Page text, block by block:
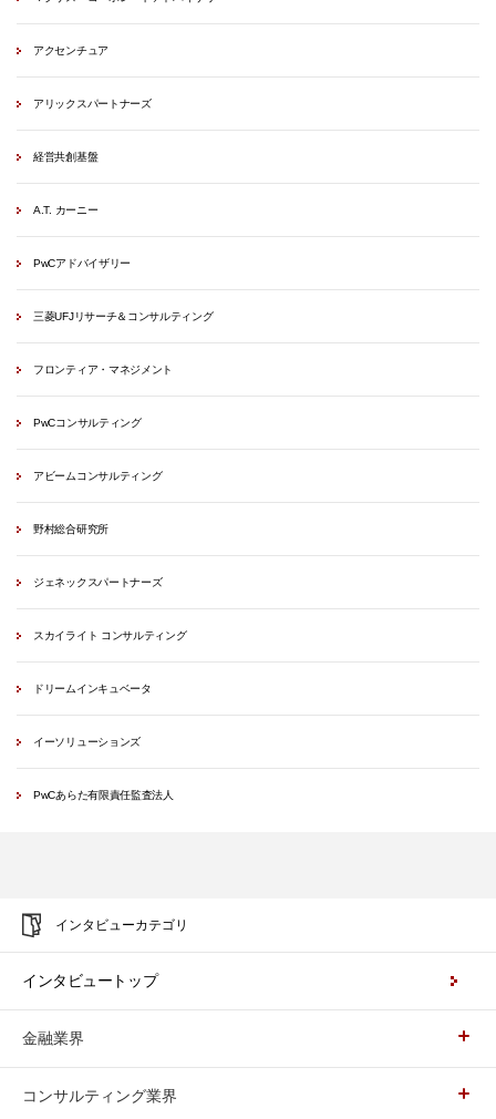
アクセンチュア
アリックスパートナーズ
経営共創基盤
A.T. カーニー
PwCアドバイザリー
三菱UFJリサーチ＆コンサルティング
フロンティア・マネジメント
PwCコンサルティング
アビームコンサルティング
野村総合研究所
ジェネックスパートナーズ
スカイライト コンサルティング
ドリームインキュベータ
イーソリューションズ
PwCあらた有限責任監査法人
インタビューカテゴリ
インタビュートップ
金融業界
コンサルティング業界